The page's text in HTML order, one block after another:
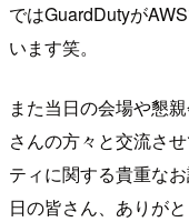
ではGuardDutyが
います笑。
また当日の会場や懇
さんの方々と交流さ
ティに関する貴重な
日の皆さん、ありが